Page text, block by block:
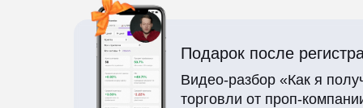
Подарок после регистрации:
Видео-разбор «Как я получил
торговли от проп-компании»